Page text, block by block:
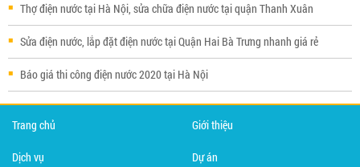
Thợ điện nước tại Hà Nội, sửa chữa điện nước tại quận Thanh Xuân
Sửa điện nước, lắp đặt điện nước tại Quận Hai Bà Trưng nhanh giá rẻ
Báo giá thi công điện nước 2020 tại Hà Nội
Trang chủ Giới thiệu
Dịch vụ Dự án